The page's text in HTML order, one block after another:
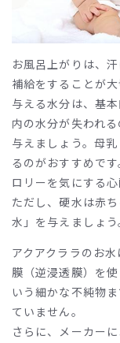
お風呂上がりは、
補給をすることが
与える水分は、基
内の水分が失われ
与えましょう。母
るのがおすすめで
ロリーを気にする心
ただし、硬水は赤
水」を与えましょう
アクアクララのお
膜（逆浸透膜）を
いう細かな不純物
ていません。
さらに、メーカー